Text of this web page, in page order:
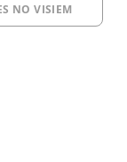
NO VISIEM